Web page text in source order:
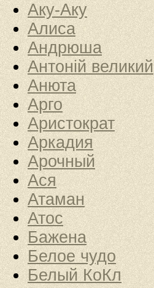
Аку-Аку
Алиса
Андрюша
Антоній великий
Анюта
Арго
Аристократ
Аркадия
Арочный
Ася
Атаман
Атос
Бажена
Белое чудо
Белый КоКл